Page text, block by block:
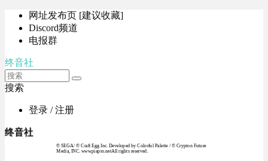
网址发布页 [建议收藏]
Discord频道
电报群
终音社
搜索
登录 / 注册
终音社
© SEGA / © Craft Egg Inc. Developed by Colorful Palette / © Crypton Future
Media, INC. www.piapro.netAll rights reserved.